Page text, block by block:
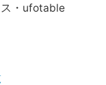
・ufotable